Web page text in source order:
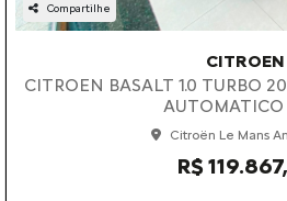
Compartilhe
CITROEN
CITROEN BASALT 1.0 TURBO
Citroën Le Mans
R$